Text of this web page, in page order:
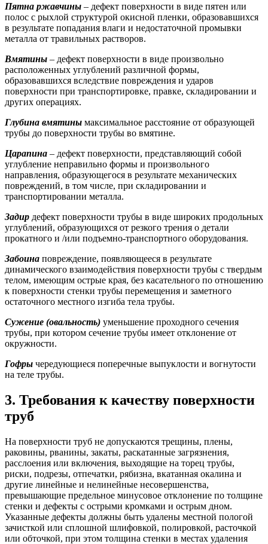
Пятна ржавчины – дефект поверхности в виде пятен или
полос с рыхлой структурой окисной пленки, образовавшихся
в результате попадания влаги и недостаточной промывки
металла от травильных растворов.
Вмятины – дефект поверхности в виде произвольно
расположенных углублений различной формы,
образовавшихся вследствие повреждения и ударов
поверхности при транспортировке, правке, складировании и
других операциях.
Глубина вмятины максимальное расстояние от образующей
трубы до поверхности трубы во вмятине.
Царапина – дефект поверхности, представляющий собой
углубление неправильно формы и произвольного
направления, образующегося в результате механических
повреждений, в том числе, при складировании и
транспортировании металла.
Задир дефект поверхности трубы в виде широких продольных
углублений, образующихся от резкого трения о детали
прокатного и /или подъемно-транспортного оборудования.
Забоина повреждение, появляющееся в результате
динамического взаимодействия поверхности трубы с твердым
телом, имеющим острые края, без касательного по отношению
к поверхности стенки трубы перемещения и заметного
остаточного местного изгиба тела трубы.
Сужение (овальность) уменьшение проходного сечения
трубы, при котором сечение трубы имеет отклонение от
окружности.
Гофры чередующиеся поперечные выпуклости и вогнутости
на теле трубы.
3. Требования к качеству поверхности
труб
На поверхности труб не допускаются трещины, плены,
раковины, рванины, закаты, раскатанные загрязнения,
расслоения или включения, выходящие на торец трубы,
риски, подрезы, отпечатки, рябизна, вкатанная окалина и
другие линейные и нелинейные несовершенства,
превышающие предельное минусовое отклонение по толщине
стенки и дефекты с острыми кромками и острым дном.
Указанные дефекты должны быть удалены местной пологой
зачисткой или сплошной шлифовкой, полировкой, расточкой
или обточкой, при этом толщина стенки в местах удаления